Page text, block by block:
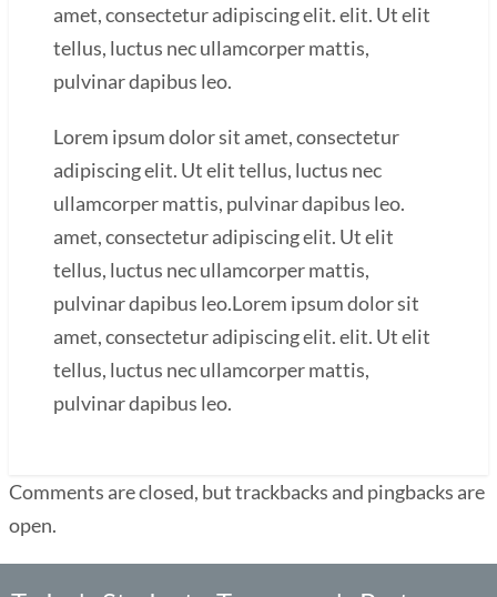
amet, consectetur adipiscing elit. elit. Ut elit
tellus, luctus nec ullamcorper mattis,
pulvinar dapibus leo.
Lorem ipsum dolor sit amet, consectetur
adipiscing elit. Ut elit tellus, luctus nec
ullamcorper mattis, pulvinar dapibus leo.
amet, consectetur adipiscing elit. Ut elit
tellus, luctus nec ullamcorper mattis,
pulvinar dapibus leo.Lorem ipsum dolor sit
amet, consectetur adipiscing elit. elit. Ut elit
tellus, luctus nec ullamcorper mattis,
pulvinar dapibus leo.
Comments are closed, but trackbacks and pingbacks are
open.